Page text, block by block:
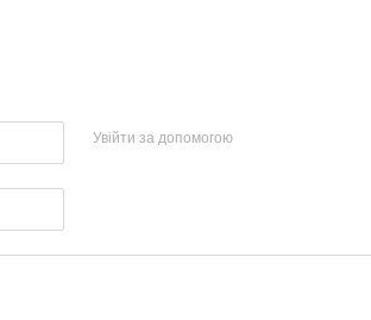
Увійти за допомогою